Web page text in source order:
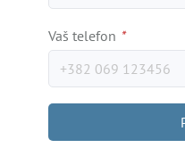
Vaš telefon *